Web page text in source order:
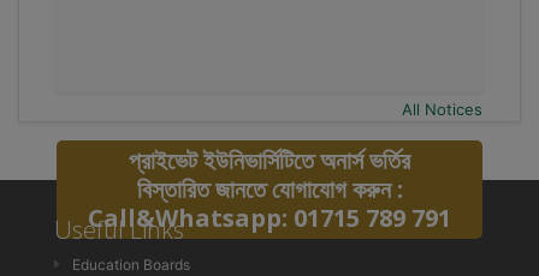
All Notices
প্রাইভেট ইউনিভার্সিটিতে অনার্স ভর্তির
বিস্তারিত জানতে যোগাযোগ করুন :
Call&Whatsapp: 01715 789 791
Useful Links
Education Boards